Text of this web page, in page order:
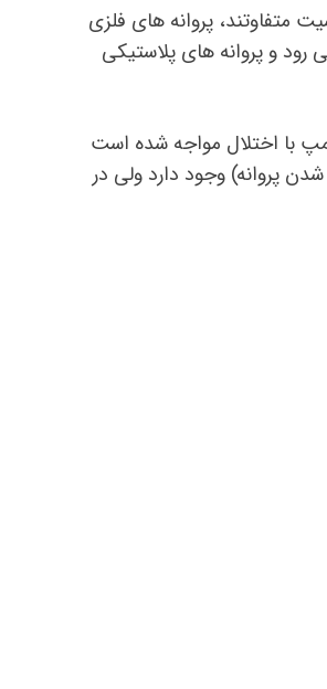
متفاوتند، پروانه های فلزی
و پروانه های پلاستیکی
با اختلال مواجه شده است
پروانه) وجود دارد ولی در